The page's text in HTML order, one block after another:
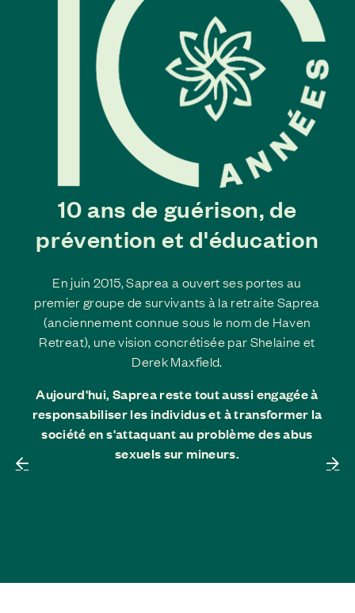
10 ans de guérison, de
prévention et d'éducation
En juin 2015, Saprea a ouvert ses portes au
premier groupe de survivants à la retraite Saprea
(anciennement connue sous le nom de Haven
Retreat), une vision concrétisée par Shelaine et
Derek Maxfield.
Aujourd'hui, Saprea reste tout aussi engagée à
responsabiliser les individus et à transformer la
société en s'attaquant au problème des abus
sexuels sur mineurs.